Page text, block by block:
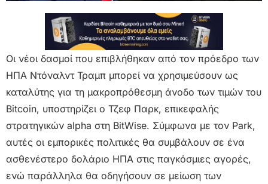
Οι νέοι δασμοί που επιβλήθηκαν από τον πρόεδρο των
ΗΠΑ Ντόναλντ Τραμπ μπορεί να χρησιμεύσουν ως
καταλύτης για τη μακροπρόθεσμη άνοδο των τιμών του
Bitcoin, υποστηρίζει ο Τζεφ Παρκ, επικεφαλής
στρατηγικών alpha στη BitWise. Σύμφωνα με τον Park,
αυτές οι εμπορικές πολιτικές θα συμβάλουν σε ένα
ασθενέστερο δολάριο ΗΠΑ στις παγκόσμιες αγορές,
ενώ παράλληλα θα οδηγήσουν σε μείωση των